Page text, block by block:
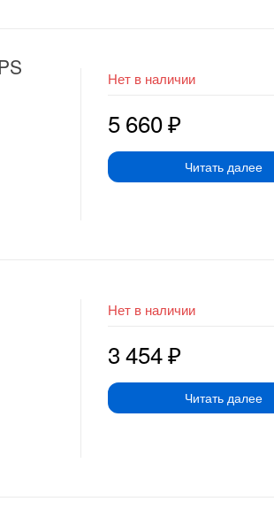
Нет в наличии
5 660₽
Читать далее
Нет в наличии
3 454₽
Читать далее